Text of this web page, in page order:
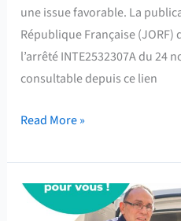
une issue favorable. La
République Française (JORF)
l’arrêté INTE2532307A du 24
consultable depuis ce lien
septembre
Read More »
Service